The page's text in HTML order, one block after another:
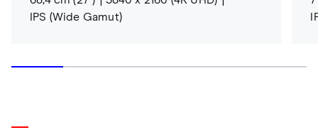
IPS (Wide Gamut)